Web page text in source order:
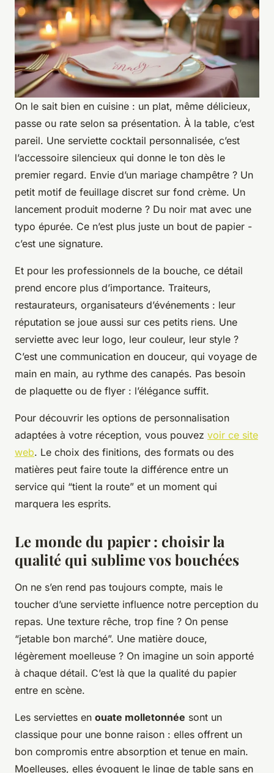
On le sait bien en cuisine : un plat, même délicieux,
passe ou rate selon sa présentation. À la table, c’est
pareil. Une serviette cocktail personnalisée, c’est
l’accessoire silencieux qui donne le ton dès le
premier regard. Envie d’un mariage champêtre ? Un
petit motif de feuillage discret sur fond crème. Un
lancement produit moderne ? Du noir mat avec une
typo épurée. Ce n’est plus juste un bout de papier -
c’est une signature.
Et pour les professionnels de la bouche, ce détail
prend encore plus d’importance. Traiteurs,
restaurateurs, organisateurs d’événements : leur
réputation se joue aussi sur ces petits riens. Une
serviette avec leur logo, leur couleur, leur style ?
C’est une communication en douceur, qui voyage de
main en main, au rythme des canapés. Pas besoin
de plaquette ou de flyer : l’élégance suffit.
Pour découvrir les options de personnalisation
adaptées à votre réception, vous pouvez voir ce site
web. Le choix des finitions, des formats ou des
matières peut faire toute la différence entre un
service qui “tient la route” et un moment qui
marquera les esprits.
Le monde du papier : choisir la
qualité qui sublime vos bouchées
On ne s’en rend pas toujours compte, mais le
toucher d’une serviette influence notre perception du
repas. Une texture rêche, trop fine ? On pense
“jetable bon marché”. Une matière douce,
légèrement moelleuse ? On imagine un soin apporté
à chaque détail. C’est là que la qualité du papier
entre en scène.
Les serviettes en ouate molletonnée sont un
classique pour une bonne raison : elles offrent un
bon compromis entre absorption et tenue en main.
Moelleuses, elles évoquent le linge de table sans en